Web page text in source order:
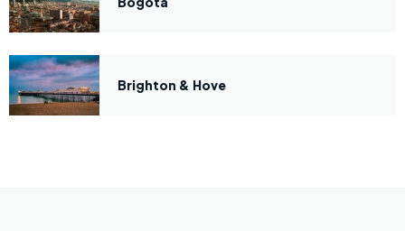
Brighton & Hove